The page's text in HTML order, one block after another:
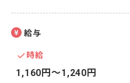
給与
時給
1,160円〜1,240円